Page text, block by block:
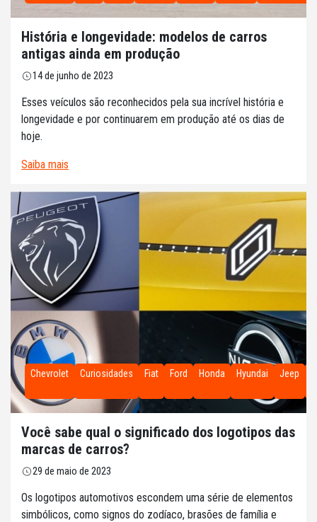
História e longevidade: modelos de carros
antigas ainda em produção
14 de junho de 2023
Esses veículos são reconhecidos pela sua incrível história e
longevidade e por continuarem em produção até os dias de
hoje.
Saiba mais
Chevrolet Curiosidades Fiat Ford Honda Hyundai Jeep
Você sabe qual o significado dos logotipos das
marcas de carros?
29 de maio de 2023
Os logotipos automotivos escondem uma série de elementos
simbólicos, como signos do zodíaco, brasões de família e